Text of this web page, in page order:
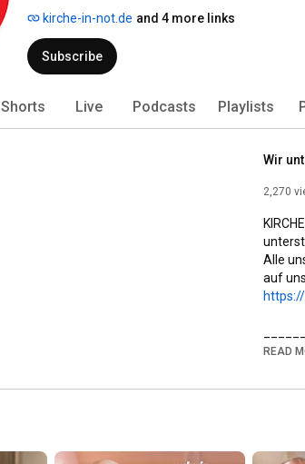
👍🏼! Wenn Du nichts mehr verpassen möchtest:
kirche-in-not.de and 4 more links
Subscribe
Shorts Live Podcasts Playlists
2,270
Alle
✨
📘
Wir
READ